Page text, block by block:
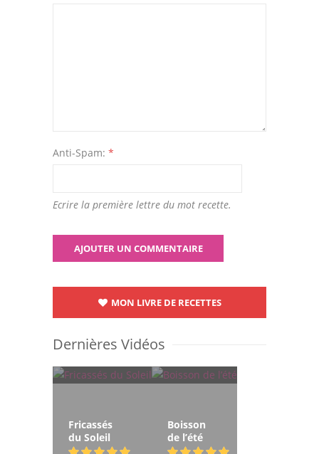
Anti-Spam: *
Ecrire la première lettre du mot recette.
MON LIVRE DE RECETTES
Dernières Vidéos
Fricassés
du Soleil
Boisson
de l’été